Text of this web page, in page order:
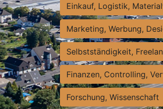
Einkauf, Logistik,
Marketing, Werbung,
Selbstständigkeit,
Finanzen, Controlling,
Forschung, Wissenschaft